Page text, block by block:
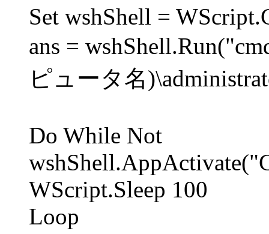
Set wshShell =
ans =
ピュータ名
Do While Not
WScript.Sleep 100
Loop